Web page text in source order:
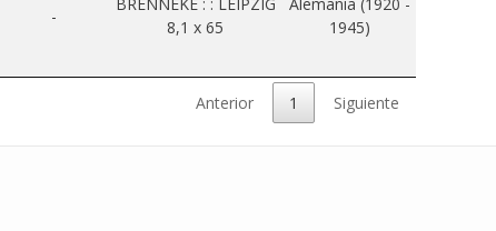
-
BRENNEKE : : LEIPZIG
8,1 x 65
Alemania (1920 -
1945)
Anterior 1 Siguiente